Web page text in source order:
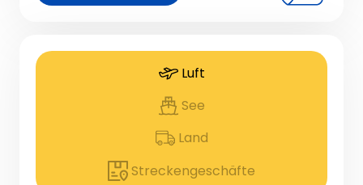
Luft
See
Land
Streckengeschäfte